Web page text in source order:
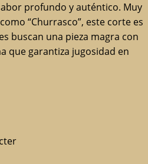
profundo y auténtico. Muy
“Churrasco”, este corte es
buscan una pieza magra con
que garantiza jugosidad en